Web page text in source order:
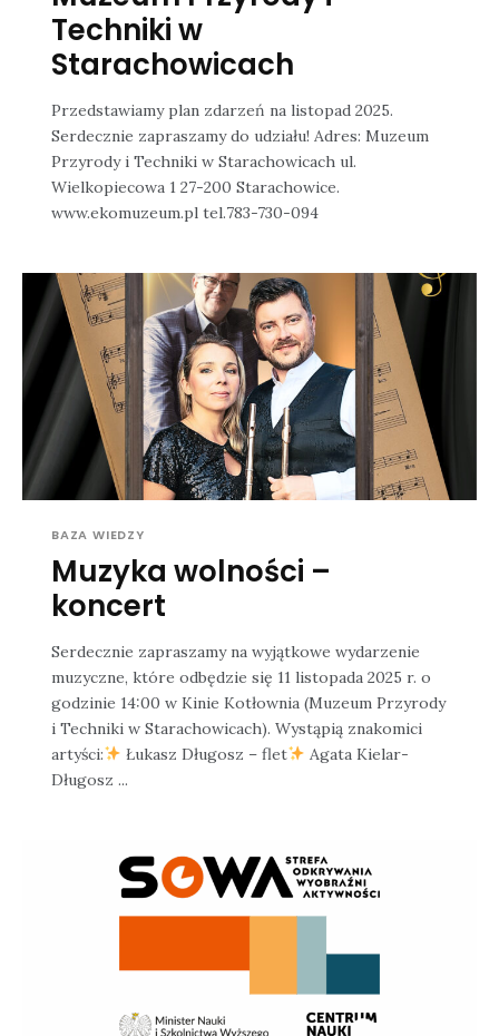
Techniki w
Starachowicach
Przedstawiamy plan zdarzeń na listopad 2025.
Serdecznie zapraszamy do udziału! Adres: Muzeum
Przyrody i Techniki w Starachowicach ul.
Wielkopiecowa 1 27-200 Starachowice.
www.ekomuzeum.pl tel.783-730-094
BAZA WIEDZY
Muzyka wolności –
koncert
Serdecznie zapraszamy na wyjątkowe wydarzenie
muzyczne, które odbędzie się 11 listopada 2025 r. o
godzinie 14:00 w Kinie Kotłownia (Muzeum Przyrody
i Techniki w Starachowicach). Wystąpią znakomici
artyści:
Łukasz Długosz – flet
Agata Kielar-
Długosz ...